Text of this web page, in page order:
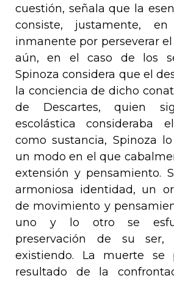
cuestión, señala que la
consiste, justamente,
inmanente por perseverar el
aún, en el caso de los
Spinoza considera que el
la conciencia de dicho
de Descartes, quien
escolástica consideraba
como sustancia, Spinoza
un modo en el que
extensión y pensamiento.
armoniosa identidad, un
de movimiento y
uno y lo otro se
preservación de su
existiendo. La muerte se
resultado de la